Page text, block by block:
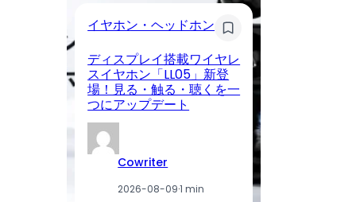
イヤホン・ヘッドホン
ディスプレイ搭載ワイヤレ
スイヤホン「LL05」新登
場！見る・触る・聴くを一
つにアップデート
Cowriter
2026-08-09·1 min